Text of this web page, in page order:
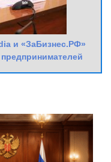
и «ЗаБизнес.РФ»